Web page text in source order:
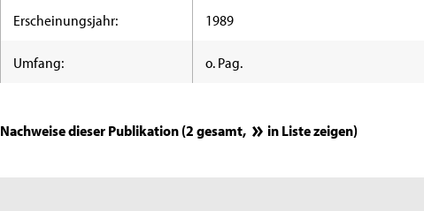
Erscheinungsjahr: 1989
Umfang: o. Pag.
Nachweise dieser Publikation (2 gesamt, in Liste zeigen)